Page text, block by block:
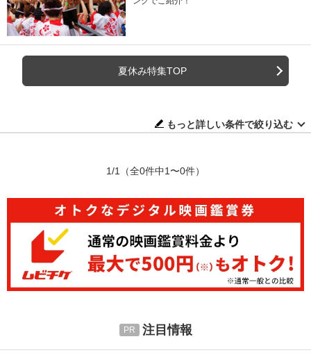
夏休み特集TOP
もっと詳しい条件で絞り込む
1/1 （全0件中1〜0件）
注目情報